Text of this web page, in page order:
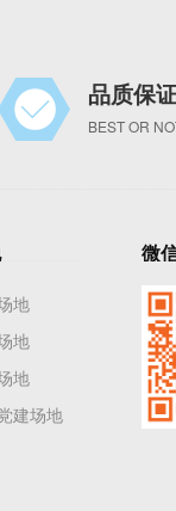
品质保
BEST OR
地
地
地
建场地
微